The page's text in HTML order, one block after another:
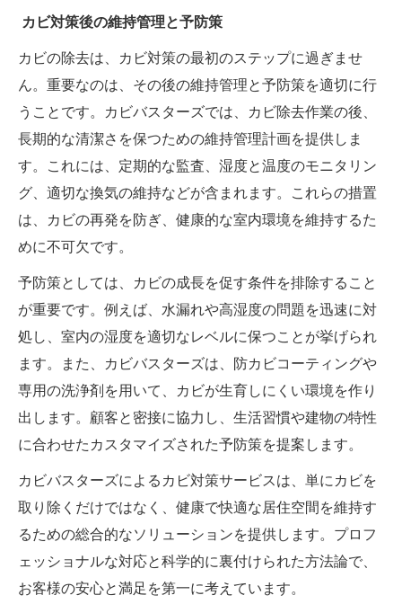
カビ対策後の維持管理と予防策
カビの除去は、カビ対策の最初のステップに過ぎませ
ん。重要なのは、その後の維持管理と予防策を適切に行
うことです。カビバスターズでは、カビ除去作業の後、
長期的な清潔さを保つための維持管理計画を提供しま
す。これには、定期的な監査、湿度と温度のモニタリン
グ、適切な換気の維持などが含まれます。これらの措置
は、カビの再発を防ぎ、健康的な室内環境を維持するた
めに不可欠です。
予防策としては、カビの成長を促す条件を排除すること
が重要です。例えば、水漏れや高湿度の問題を迅速に対
処し、室内の湿度を適切なレベルに保つことが挙げられ
ます。また、カビバスターズは、防カビコーティングや
専用の洗浄剤を用いて、カビが生育しにくい環境を作り
出します。顧客と密接に協力し、生活習慣や建物の特性
に合わせたカスタマイズされた予防策を提案します。
カビバスターズによるカビ対策サービスは、単にカビを
取り除くだけではなく、健康で快適な居住空間を維持す
るための総合的なソリューションを提供します。プロフ
ェッショナルな対応と科学的に裏付けられた方法論で、
お客様の安心と満足を第一に考えています。